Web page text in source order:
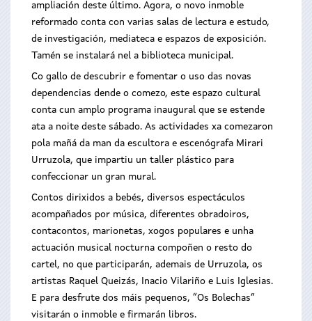
ampliación deste último. Agora, o novo inmoble
reformado conta con varias salas de lectura e estudo,
de investigación, mediateca e espazos de exposición.
Tamén se instalará nel a biblioteca municipal.
Co gallo de descubrir e fomentar o uso das novas
dependencias dende o comezo, este espazo cultural
conta cun amplo programa inaugural que se estende
ata a noite deste sábado. As actividades xa comezaron
pola mañá da man da escultora e escenógrafa Mirari
Urruzola, que impartiu un taller plástico para
confeccionar un gran mural.
Contos dirixidos a bebés, diversos espectáculos
acompañados por música, diferentes obradoiros,
contacontos, marionetas, xogos populares e unha
actuación musical nocturna compoñen o resto do
cartel, no que participarán, ademais de Urruzola, os
artistas Raquel Queizás, Inacio Vilariño e Luis Iglesias.
E para desfrute dos máis pequenos, “Os Bolechas”
visitarán o inmoble e firmarán libros.